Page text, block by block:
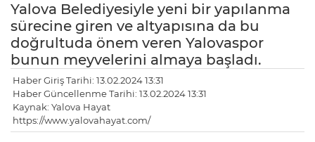
Yalova Belediyesiyle yeni bir yapılanma
sürecine giren ve altyapısına da bu
doğrultuda önem veren Yalovaspor
bunun meyvelerini almaya başladı.
Haber Giriş Tarihi: 13.02.2024 13:31
Haber Güncellenme Tarihi: 13.02.2024 13:31
Kaynak: Yalova Hayat
https://www.yalovahayat.com/